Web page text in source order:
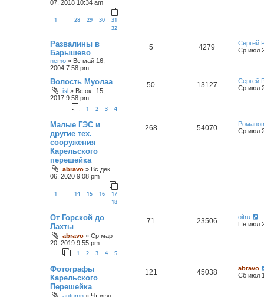
07, 2018 10:34 am
1 28 29 30
31
32
Развалины в
Барышево
nemo » Вс май 16,
2004 7:58 pm
5 4279
Сергей
Ср июл
Волость Муолаа
isl » Вс окт 15,
2017 9:58 pm
1 2 3 4
50 13127
Сергей
Ср июл
Малые ГЭС и
другие тех.
сооружения
Карельского
перешейка
abravo » Вс дек
06, 2020 9:08 pm
1 14 15 16
17
18
268 54070
Ср июл
От Горской до
Лахты
abravo » Ср мар
20, 2019 9:55 pm
1 2 3 4 5
71 23506
oitru
Пн июл
Фотографы
Карельского
Перешейка
121 45038
abravo
Сб июл